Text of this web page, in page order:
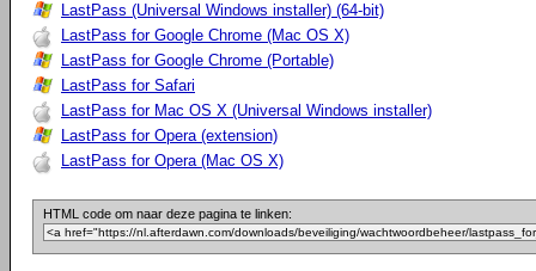
LastPass (Universal Windows installer) (64-bit)
LastPass for Google Chrome (Mac OS X)
LastPass for Google Chrome (Portable)
LastPass for Safari
LastPass for Mac OS X (Universal Windows installer)
LastPass for Opera (extension)
LastPass for Opera (Mac OS X)
HTML code om naar deze pagina te linken: